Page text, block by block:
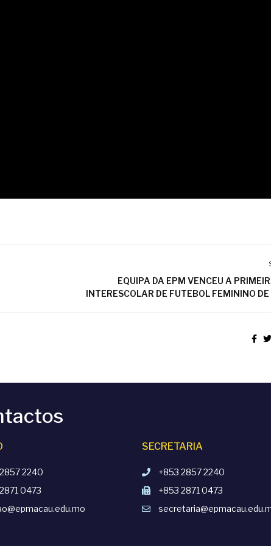
EQUIPA DA EPM VENCEU A
INTERESCOLAR DE FUTEBOL FEMININO
2240
0473
SECRETARIA
+853 2857 2240
+853 2871 0473